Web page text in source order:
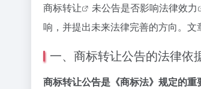
商标转让 未公告是否影响法律效力
响，并提出未来法律完善的方向。文
一、商标转让公告的法律依
商标转让公告是《商标法》规定的